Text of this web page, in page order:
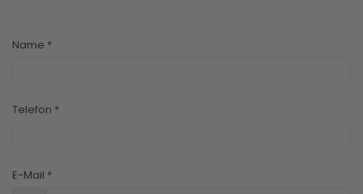
Name *
Telefon *
E-Mail *